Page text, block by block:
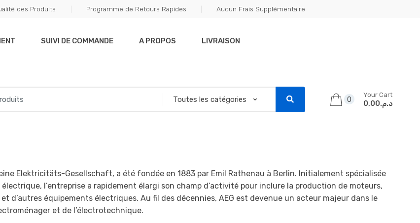
des Produits Programme de Retours Rapides Aucun Frais Supplémentaire
SUIVI DE COMMANDE A PROPOS LIVRAISON
0
Your Cart
د.م.0,00
Elektricitäts-Gesellschaft, a été fondée en 1883 par Emil Rathenau à Berlin. Initialement spécialisée
électrique, l’entreprise a rapidement élargi son champ d’activité pour inclure la production de moteurs,
d’autres équipements électriques. Au fil des décennies, AEG est devenue un acteur majeur dans le
et de l’électrotechnique.